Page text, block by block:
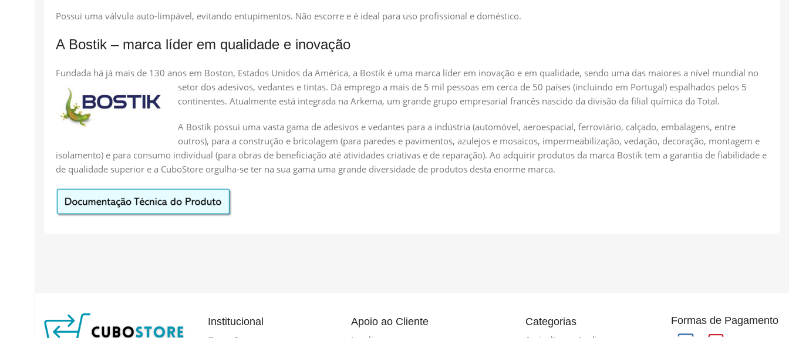
Possui uma válvula auto-limpável, evitando entupimentos. Não escorre e é ideal para uso profissional e doméstico.
A Bostik – marca líder em qualidade e inovação
Fundada há já mais de 130 anos em Boston, Estados Unidos da América, a Bostik é uma marca líder em inovação e em qualidade, sendo uma das maiores a nível mundial no
setor dos adesivos, vedantes e tintas. Dá emprego a mais de 5 mil pessoas em cerca de 50 países (incluindo em Portugal) espalhados pelos 5
continentes. Atualmente está integrada na Arkema, um grande grupo empresarial francês nascido da divisão da filial química da Total.
A Bostik possui uma vasta gama de adesivos e vedantes para a indústria (automóvel, aeroespacial, ferroviário, calçado, embalagens, entre
outros), para a construção e bricolagem (para paredes e pavimentos, azulejos e mosaicos, impermeabilização, vedação, decoração, montagem e
isolamento) e para consumo individual (para obras de beneficiação até atividades criativas e de reparação). Ao adquirir produtos da marca Bostik tem a garantia de fiabilidade e
de qualidade superior e a CuboStore orgulha-se ter na sua gama uma grande diversidade de produtos desta enorme marca.
Institucional Apoio ao Cliente Categorias Formas de Pagamento